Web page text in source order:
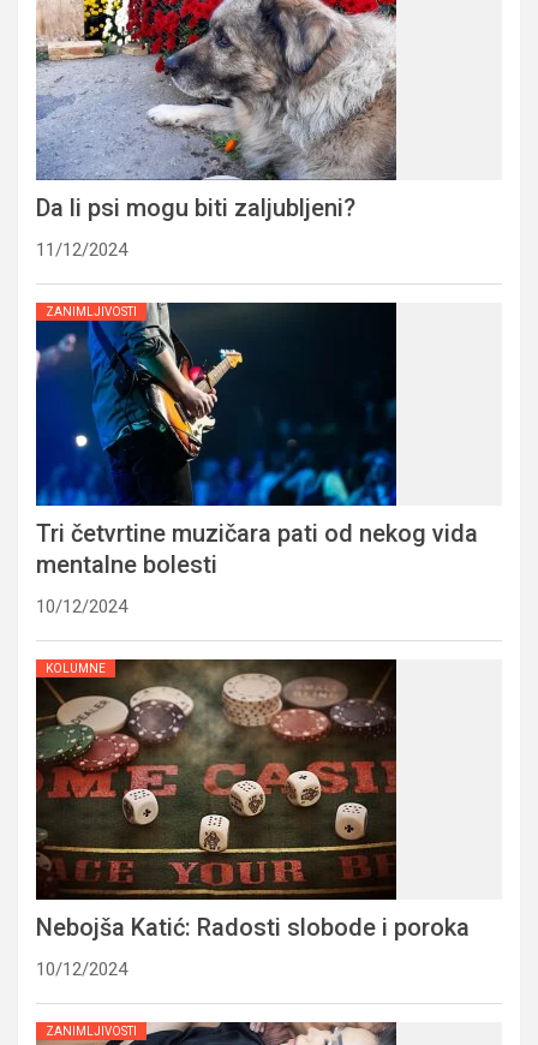
Da li psi mogu biti zaljubljeni?
11/12/2024
ZANIMLJIVOSTI
Tri četvrtine muzičara pati od nekog vida
mentalne bolesti
10/12/2024
KOLUMNE
Nebojša Katić: Radosti slobode i poroka
10/12/2024
ZANIMLJIVOSTI